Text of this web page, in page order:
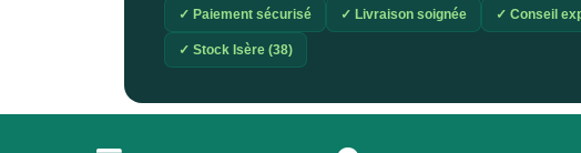
✓ Paiement sécurisé ✓ Livraison soignée ✓ Conseil
✓ Stock Isère (38)